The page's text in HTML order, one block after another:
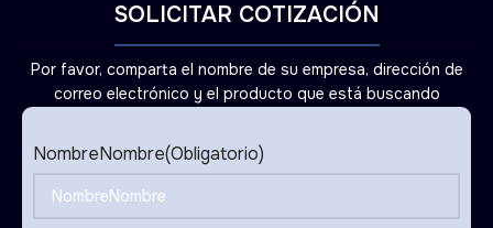
SOLICITAR COTIZACIÓN
Por favor, comparta el nombre de su empresa, dirección de
correo electrónico y el producto que está buscando
NombreNombre(Obligatorio)